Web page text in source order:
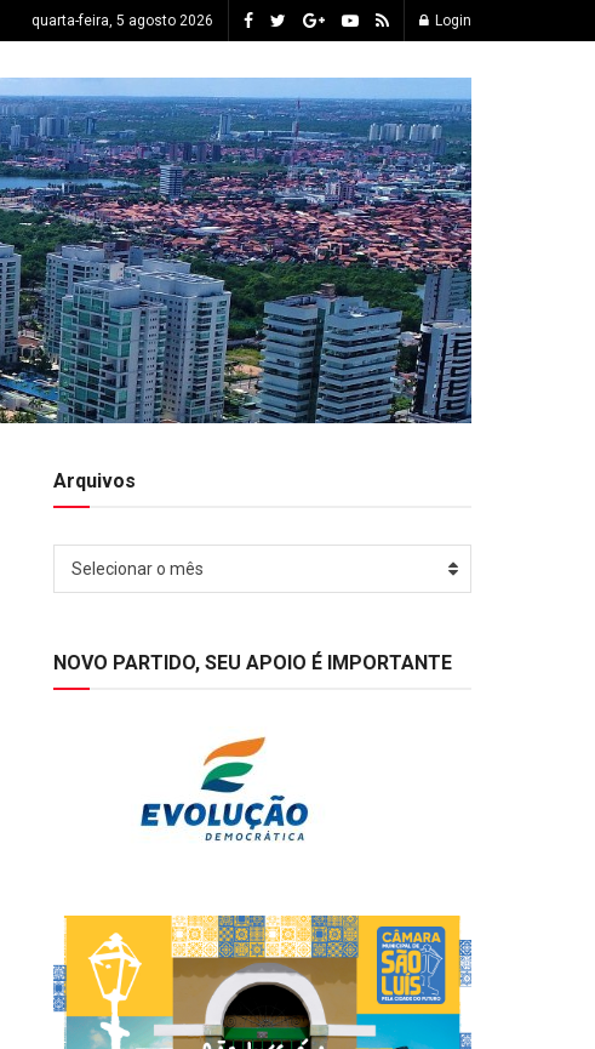
quarta-feira, 5 agosto 2026 Login
Arquivos
Selecionar o mês
NOVO PARTIDO, SEU APOIO É IMPORTANTE